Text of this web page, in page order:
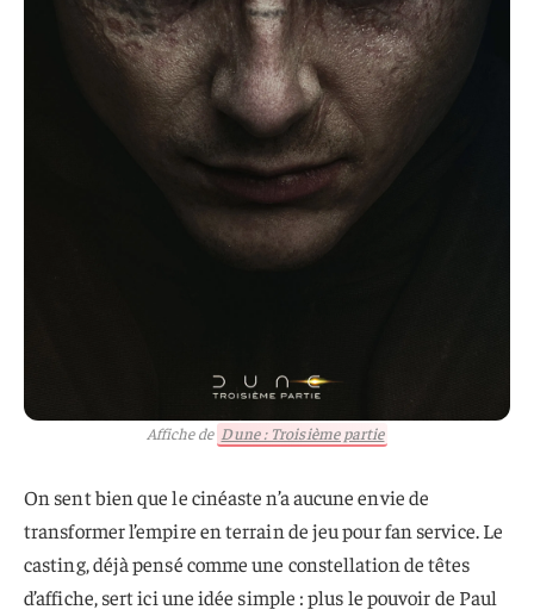
Affiche de Dune : Troisième partie
On sent bien que le cinéaste n’a aucune envie de
transformer l’empire en terrain de jeu pour fan service. Le
casting, déjà pensé comme une constellation de têtes
d’affiche, sert ici une idée simple : plus le pouvoir de Paul